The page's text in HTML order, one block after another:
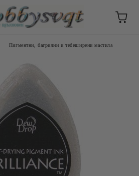
Пигментни, багрилни и тебеширени мастила